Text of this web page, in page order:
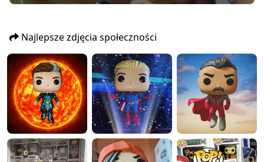
Najlepsze zdjęcia społeczności